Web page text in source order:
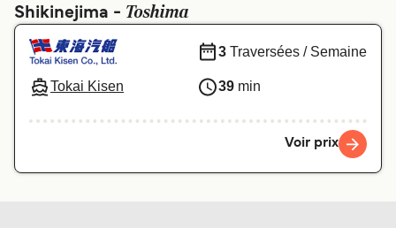
Ελλάδα
Deutschland Schweiz (DE)
Norge Україна
Indonesia المغرب
Shikinejima - Toshima
Tokai Kisen
3 Traversées / Semaine
39 min
Voir prix